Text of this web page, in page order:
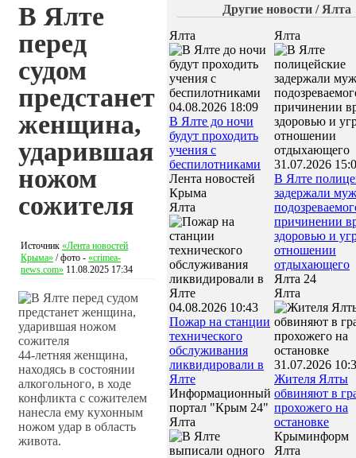
В Ялте
перед
судом
предстанет
женщина,
ударившая
ножом
сожителя
Источник «Лента новостей
Крыма» / фото - «crimea-
news.com» 11.08.2025 17:34
44-летняя женщина,
находясь в состоянии
алкогольного, в ходе
конфликта с сожителем
нанесла ему кухонным
ножом удар в область
живота.
Другие новости / Ялта
Ялта
04.08.2026 18:09
В Ялте до ночи
будут проходить
учения с
беспилотниками
Лента новостей
Крыма
Ялта
04.08.2026 10:43
Пожар на станции
технического
обслуживания
ликвидировали в
Ялте
Информационный
портал "Крым 24"
Ялта
Ялта
31.07.2026
В Ялте
задержали
причинении
здоровью и
отношении
отдыхающего
Ялта 24
Ялта
31.07.2026
Жителя Ялты
обвиняют в
прохожего на
остановке
Крыминформ
Ялта